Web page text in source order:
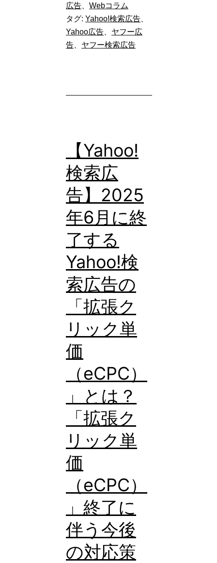
Yahoo!
検
能
加！
半
径
で
ー
ィ
ン
よ
広告
Webコラム
タグ: Yahoo!検索広告
Yahoo広告
ヤフー広
告
ヤフー検索広告
【Yahoo!
検索広
告】2025
年6月に終
了する
Yahoo!検
索広告の
「拡張ク
リック単
価
（eCPC）
」とは？
「拡張ク
リック単
価
（eCPC）
」終了に
伴う今後
の対応策